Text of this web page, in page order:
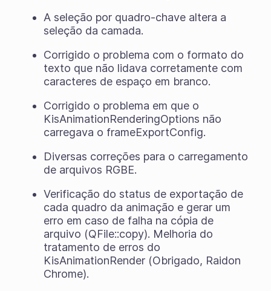
A seleção por quadro-chave altera a
seleção da camada.
Corrigido o problema com o formato do
texto que não lidava corretamente com
caracteres de espaço em branco.
Corrigido o problema em que o
KisAnimationRenderingOptions não
carregava o frameExportConfig.
Diversas correções para o carregamento
de arquivos RGBE.
Verificação do status de exportação de
cada quadro da animação e gerar um
erro em caso de falha na cópia de
arquivo (QFile::copy). Melhoria do
tratamento de erros do
KisAnimationRender (Obrigado, Raidon
Chrome).